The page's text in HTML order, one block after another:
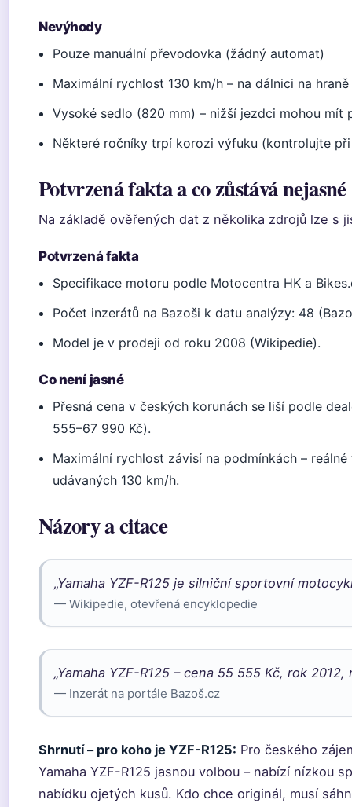
Nevýhody
Pouze manuální převodovka (žádný automat)
Maximální rychlost 130 km/h – na dálnici na hraně
Vysoké sedlo (820 mm) – nižší jezdci mohou mít
Některé ročníky trpí korozi výfuku (kontrolujte
Potvrzená fakta a co zůstává nejasné
Na základě ověřených dat z několika zdrojů lze s
Potvrzená fakta
Specifikace motoru podle Motocentra HK a
Počet inzerátů na Bazoši k datu analýzy: 48
Model je v prodeji od roku 2008 (Wikipedie).
Co není jasné
Přesná cena v českých korunách se liší podle
555–67 990 Kč).
Maximální rychlost závisí na podmínkách –
udávaných 130 km/h.
Názory a citace
„Yamaha YZF-R125 je silniční sportovní
— Wikipedie, otevřená encyklopedie
„Yamaha YZF-R125 – cena 55 555 Kč, rok
— Inzerát na portále Bazoš.cz
Shrnutí – pro koho je YZF-R125: Pro českého
Yamaha YZF-R125 jasnou volbou – nabízí nízkou
nabídku ojetých kusů. Kdo chce originál, musí